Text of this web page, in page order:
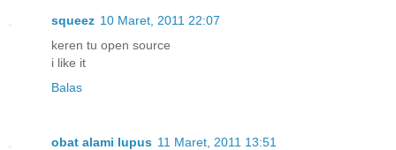
squeez 10 Maret, 2011 22:07
keren tu open source
i like it
Balas
obat alami lupus 11 Maret, 2011 13:51